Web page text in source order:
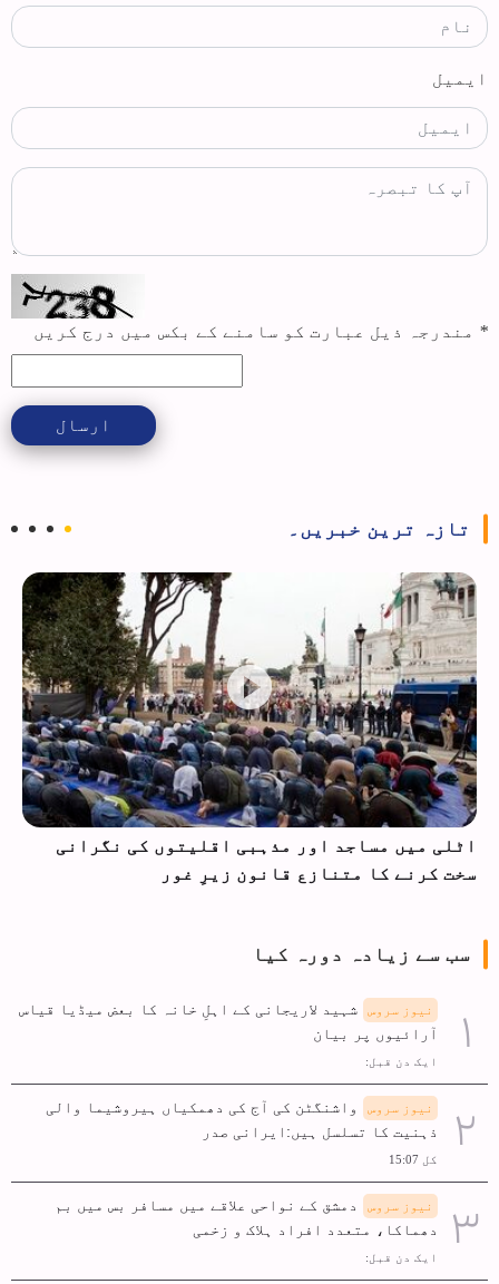
ایمیل
* مندرجہ ذیل عبارت کو سامنے کے بکس میں درج کریں
ارسال
تازہ ترین خبریں۔
اٹلی میں مساجد اور مذہبی اقلیتوں کی نگرانی
سخت کرنے کا متنازع قانون زیرِ غور
سب سے زیادہ دورہ کیا
نیوز سروس
شہید لاریجانی کے اہلِ خانہ کا بعض میڈیا قیاس
آرائیوں پر بیان
ایک دن قبل:
نیوز سروس
واشنگٹن کی آج کی دھمکیاں ہیروشیما والی
ذہنیت کا تسلسل ہیں:ایرانی صدر
کل 15:07
نیوز سروس
دمشق کے نواحی علاقے میں مسافر بس میں بم
دھماکا، متعدد افراد ہلاک و زخمی
ایک دن قبل: